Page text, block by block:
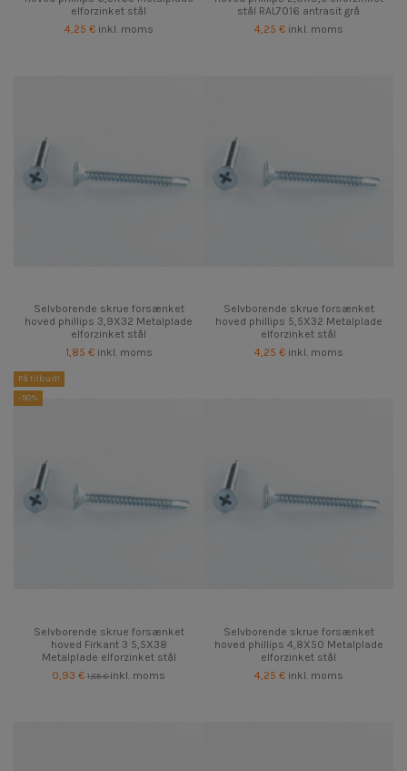
elforzinket stål
4,25 € inkl. moms
stål RAL7016 antrasit grå
4,25 € inkl. moms
Selvborende skrue forsænket
hoved phillips 3,9X32 Metalplade
elforzinket stål
1,85 € inkl. moms
Selvborende skrue forsænket
hoved phillips 5,5X32 Metalplade
elforzinket stål
4,25 € inkl. moms
På tilbud!
-50%
Selvborende skrue forsænket
hoved Firkant 3 5,5X38
Metalplade elforzinket stål
0,93 € 1,85 €inkl. moms
Selvborende skrue forsænket
hoved phillips 4,8X50 Metalplade
elforzinket stål
4,25 € inkl. moms